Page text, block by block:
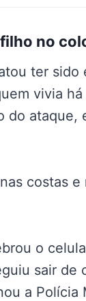
no
ter sido
vivia
do ataque,
costas
o
sair de
a Polícia